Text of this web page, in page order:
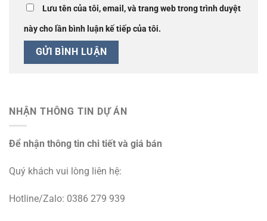
Lưu tên của tôi, email, và trang web trong trình duyệt
này cho lần bình luận kế tiếp của tôi.
NHẬN THÔNG TIN DỰ ÁN
Để nhận thông tin chi tiết và giá bán
Quý khách vui lòng liên hệ:
Hotline/Zalo: 0386 279 939